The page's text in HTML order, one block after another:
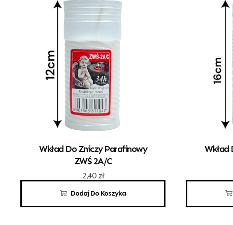
Dodaj Do Koszyka
Wkład Do Zniczy Parafinowy
ZWŚ 2A/C
2,40 zł
Wkład